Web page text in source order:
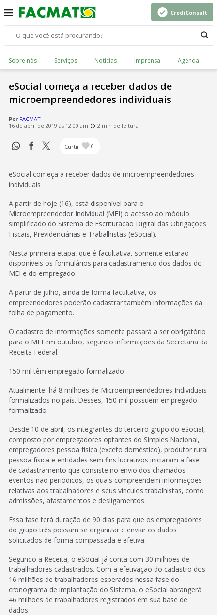
CrediConsult
Sobre nós Serviços Notícias Imprensa Agenda
eSocial começa a receber dados de
microempreendedores individuais
Por FACMAT
16 de abril de 2019 às 12:00 am
2 min de leitura
Curtir 0
eSocial começa a receber dados de microempreendedores
individuais
A partir de hoje (16), está disponível para o
Microempreendedor Individual (MEI) o acesso ao módulo
simplificado do Sistema de Escrituração Digital das Obrigações
Fiscais, Previdenciárias e Trabalhistas (eSocial).
Nesta primeira etapa, que é facultativa, somente estarão
disponíveis os formulários para cadastramento dos dados do
MEI e do empregado.
A partir de julho, ainda de forma facultativa, os
empreendedores poderão cadastrar também informações da
folha de pagamento.
O cadastro de informações somente passará a ser obrigatório
para o MEI em outubro, segundo informações da Secretaria da
Receita Federal.
150 mil têm empregado formalizado
Atualmente, há 8 milhões de Microempreendedores Individuais
formalizados no país. Desses, 150 mil possuem empregado
formalizado.
Desde 10 de abril, os integrantes do terceiro grupo do eSocial,
composto por empregadores optantes do Simples Nacional,
empregadores pessoa física (exceto doméstico), produtor rural
pessoa física e entidades sem fins lucrativos iniciaram a fase
de cadastramento que consiste no envio dos chamados
eventos não periódicos, os quais compreendem informações
relativas aos trabalhadores e seus vínculos trabalhistas, como
admissões, afastamentos e desligamentos.
Essa fase terá duração de 90 dias para que os empregadores
do grupo três possam se organizar e enviar os dados
solicitados de forma compassada e efetiva.
Segundo a Receita, o eSocial já conta com 30 milhões de
trabalhadores cadastrados. Com a efetivação do cadastro dos
16 milhões de trabalhadores esperados nessa fase do
cronograma de implantação do Sistema, o eSocial abrangerá
46 milhões de trabalhadores registrados em sua base de
dados.